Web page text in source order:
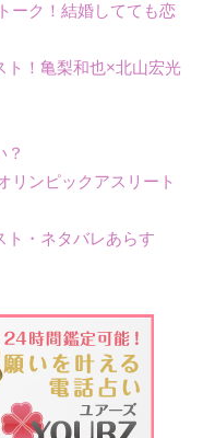
ーク！結婚してても恋
ト！亀梨和也×北山宏光
？
リンピックアスリート
ト・ネタバレあらす